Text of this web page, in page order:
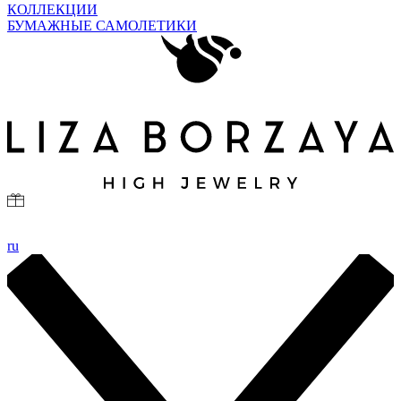
КОЛЛЕКЦИИ
БУМАЖНЫЕ САМОЛЕТИКИ
ru